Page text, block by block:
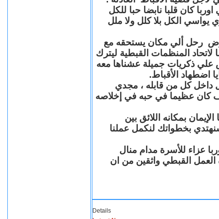
كان قلبا نابضا حبا للكل
يواسي الكل بلا كلل ولا ملل
رحل ألي مكان يستحقه مع
المنظمات القبطية ليترك
علي ذكريات جميلة عشناها معه
اضطهاد الأقباط.
داخل كل من قابله ، مجدي
عظيما في حبه في إخلاصه
بمكانه اللائق بين
بخطواتك لنكمل عملنا
عزاء للأسرة مدام منال
العمل القبطي واثقين من ان
Details